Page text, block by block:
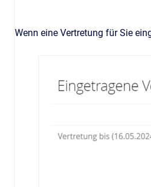
Wenn eine Vertretung für Sie